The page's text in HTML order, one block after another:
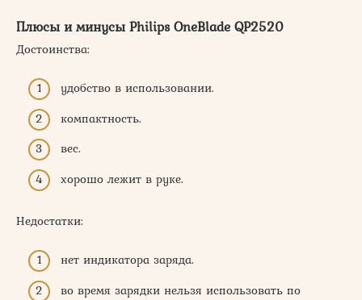
Плюсы и минусы Philips OneBlade QP2520
Достоинства:
удобство в использовании.
компактность.
вес.
хорошо лежит в руке.
Недостатки:
нет индикатора заряда.
во время зарядки нельзя использовать по